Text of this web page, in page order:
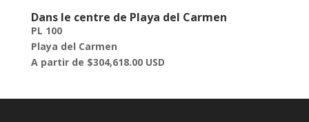
Dans le centre de Playa del Carmen
PL 100
Playa del Carmen
A partir de $304,618.00 USD